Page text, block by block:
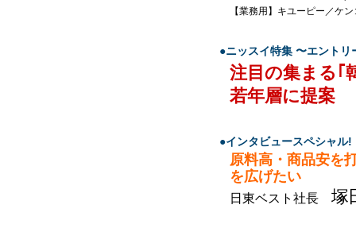
【業務用】キユーピー／ケ
●ニッスイ特集 〜エント
注目の集まる｢
若年層に提案
●インタビュースペシャル!
原料高・商品安を
を広げたい
日東ベスト社長 塚